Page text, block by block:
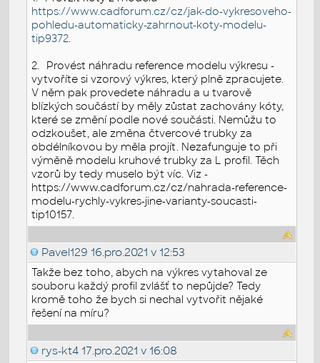
https://www.cadforum.cz/cz/jak-do-vykresoveho-
pohledu-automaticky-zahrnout-koty-modelu-
tip9372.
2.
Provést náhradu reference modelu výkresu -
vytvoříte si vzorový výkres, který plně zpracujete.
V něm pak provedete náhradu a u tvarově
blízkých součástí by měly zůstat zachovány kóty,
které se změní podle nové součásti. Nemůžu to
odzkoušet, ale změna čtvercové trubky za
obdélníkovou by měla projít. Nezafunguje to při
výměně modelu kruhové trubky za L profil. Těch
vzorů by tedy muselo být víc. Viz -
https://www.cadforum.cz/cz/nahrada-reference-
modelu-rychly-vykres-jine-varianty-soucasti-
tip10157.
Pavel129 16.pro.2021 v 12:53
Takže bez toho, abych na výkres vytahoval ze
souboru každý profil zvlášť to nepůjde? Tedy
kromě toho že bych si nechal vytvořit nějaké
řešení na míru?
rys-kt4 17.pro.2021 v 16:08